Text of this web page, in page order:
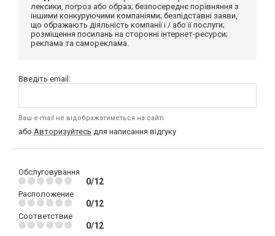
лексики, погроз або образ; безпосереднє порівняння з
іншими конкуруючими компаніями; безпідставні заяви,
що ображають діяльність компанії і / або її послуги;
розміщення посилань на сторонні інтернет-ресурси;
реклама та самореклама.
Введіть email:
Ваш e-mail не відображатиметься на сайті
або Авторизуйтесь для написання відгуку
Обслуговування
0/12
Расположение
0/12
Соответствие
0/12